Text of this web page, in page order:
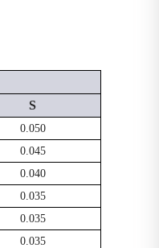
S
0.050
0.045
0.040
0.035
0.035
0.035